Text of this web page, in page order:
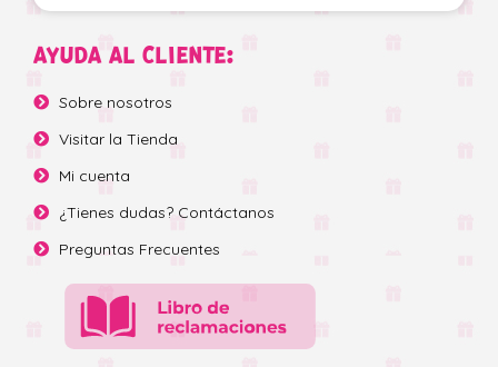
AYUDA AL CLIENTE:
Sobre nosotros
Visitar la Tienda
Mi cuenta
¿Tienes dudas? Contáctanos
Preguntas Frecuentes